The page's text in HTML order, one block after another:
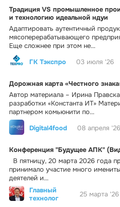
Традиция VS промышленное
и технологию идеальной ндуи
Адаптировать аутентичный
мясоперерабатывающего
Еще сложнее при этом не...
ГК Тэкспро
03 июля '26
Дорожная карта «Честного
Автор материала – Ирина
разработки «Константа ИТ»
партнером комьюнити по...
Digital4food
08 апреля '26
Конференция "Будущее АПК"
В пятницу, 20 марта 2026 года
принимало участие много
деятелей и...
Главный
технолог
25 марта '26